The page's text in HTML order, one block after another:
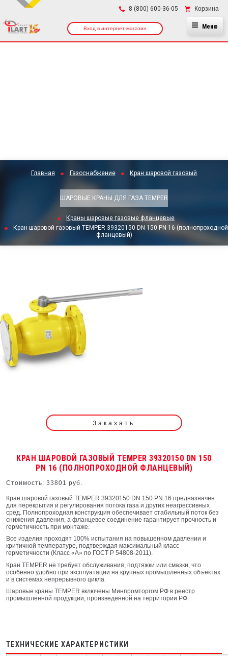
8 (800) 600-36-05 Корзина
Вход в интернет-магазин Меню
Главная Газоснабжение Кран шаровой газовый
ШАРОВЫЕ КРАНЫ ДЛЯ ГАЗА TEMPER
Краны шаровые газовые фланцевые
Кран шаровой газовый TEMPER 39320150 DN 150 PN 16 (полнопроходной
фланцевый)
Заказать
КРАН ШАРОВОЙ ГАЗОВЫЙ TEMPER 39320150 DN 150
PN 16 (ПОЛНОПРОХОДНОЙ ФЛАНЦЕВЫЙ)
Стоимость: 33801 руб.
Кран шаровой газовый TEMPER 39320150 DN 150 PN 16 предназначен
для перекрытия и регулирования потока газа и других неагрессивных
сред. Полнопроходная конструкция обеспечивает стабильный поток без
снижения давления, а фланцевое соединение гарантирует прочность и
герметичность при монтаже.
Все изделия проходят 100% испытания на повышенном давлении и
критичной температуре, подтверждая максимальный класс
герметичности (Класс «А» по ГОСТ Р 54808-2011).
Кран TEMPER не требует обслуживания, подтяжки или смазки, что
особенно удобно при эксплуатации на крупных промышленных объектах
и в системах непрерывного цикла.
Шаровые краны TEMPER включены Минпромторгом РФ в реестр
промышленной продукции, произведенной на территории РФ.
ТЕХНИЧЕСКИЕ ХАРАКТЕРИСТИКИ
×